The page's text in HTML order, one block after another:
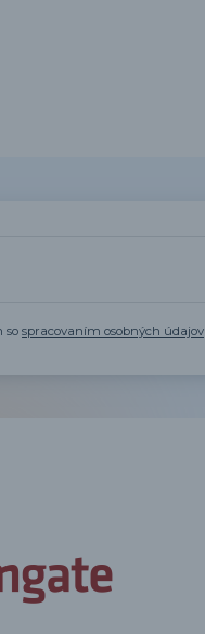
sospracovaním osobných údajov